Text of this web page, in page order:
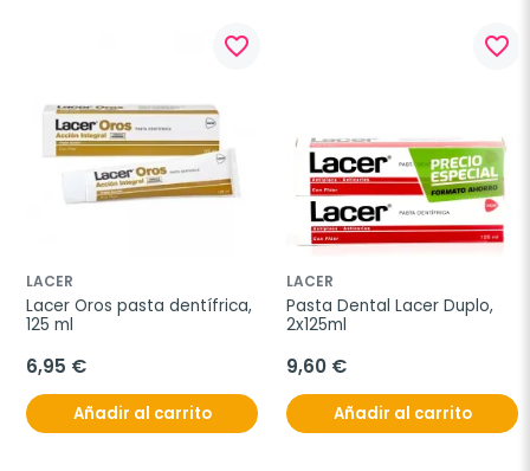
favorite_border
LACER
Lacer Oros pasta dentífrica,
125 ml
6,95 €
Añadir al carrito
favorite_border
LACER
Pasta Dental Lacer Duplo,
2x125ml
9,60 €
Añadir al carrito